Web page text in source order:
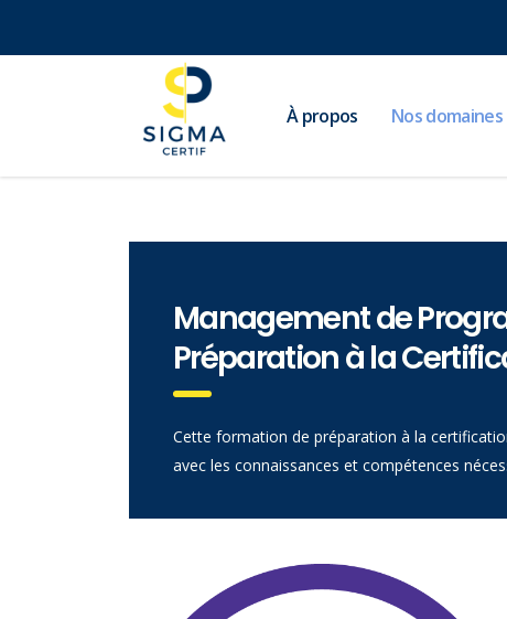
À propos Nos domaines
Management de
Préparation à la
Cette formation de préparation à la
avec les connaissances et compétences